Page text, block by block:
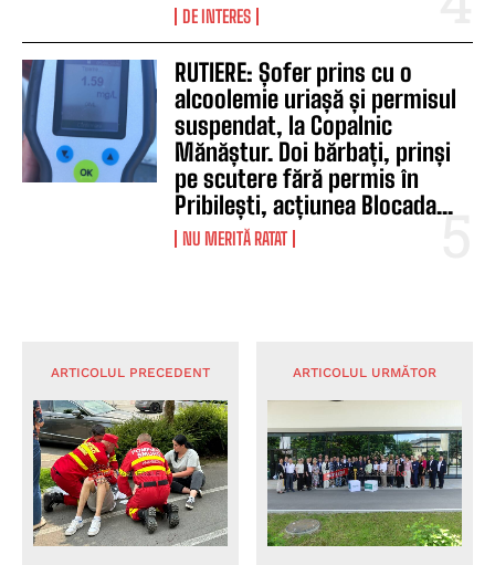
DE INTERES
RUTIERE: Șofer prins cu o
alcoolemie uriașă și permisul
suspendat, la Copalnic
Mănăștur. Doi bărbați, prinși
pe scutere fără permis în
Pribilești, acțiunea Blocada...
NU MERITĂ RATAT
ARTICOLUL PRECEDENT ARTICOLUL URMĂTOR